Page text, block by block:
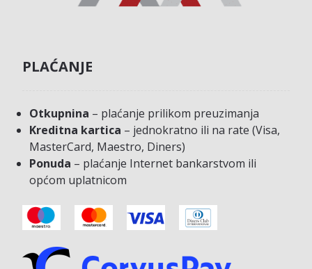
PLAĆANJE
Otkupnina – plaćanje prilikom preuzimanja
Kreditna kartica – jednokratno ili na rate (Visa,
MasterCard, Maestro, Diners)
Ponuda – plaćanje Internet bankarstvom ili
općom uplatnicom